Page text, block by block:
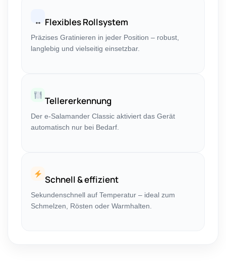
↔️ Flexibles Rollsystem
Präzises Gratinieren in jeder Position – robust,
langlebig und vielseitig einsetzbar.
Tellererkennung
Der e-Salamander Classic aktiviert das Gerät
automatisch nur bei Bedarf.
Schnell & effizient
Sekundenschnell auf Temperatur – ideal zum
Schmelzen, Rösten oder Warmhalten.